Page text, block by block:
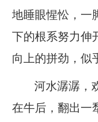
党建工作
企业文化
《资源再生》杂志
行情报价
地睡眼惺忪，一
下的根系努力伸
向上的拼劲，似
河水潺潺，
在牛后，翻出一